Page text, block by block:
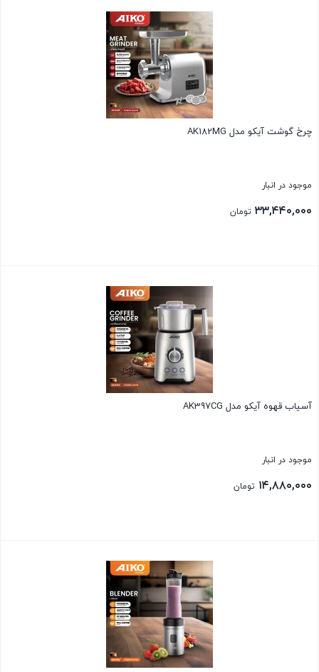
چرخ گوشت آیکو مدل AK182MG
موجود در انبار
۳۳,۴۴۰,۰۰۰ تومان
آسیاب قهوه آیکو مدل AK397CG
موجود در انبار
۱۴,۸۸۰,۰۰۰ تومان